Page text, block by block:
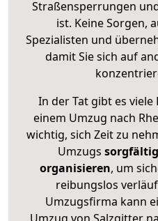
Straßensperrungen
ist. Keine Sorgen,
Spezialisten und
damit Sie sich auf
In der Tat gibt es
einem Umzug nach
wichtig, sich Zeit zu
Umzugs sorgfältig
organisieren, um
reibungslos
Umzugsfirma kann